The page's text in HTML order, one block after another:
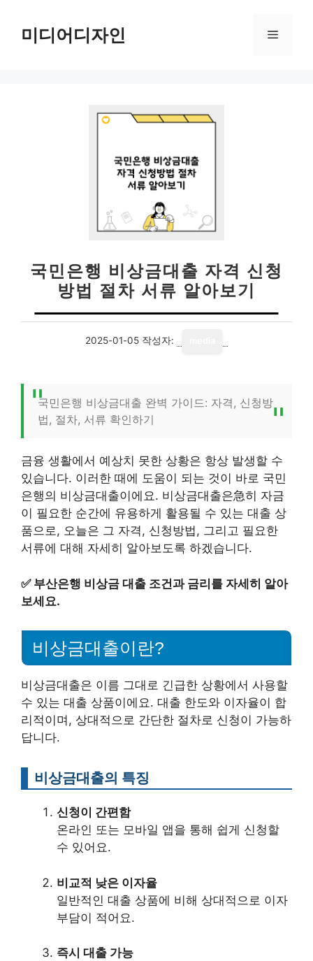
미디어디자인 메
국민은행 비상금대출 자격 신청
방법 절차 서류 알아보기
2025-01-05 작성자:
국민은행 비상금대출 완벽 가이드: 자격, 신청방
법, 절차, 서류 확인하기
금융 생활에서 예상치 못한 상황은 항상 발생할 수
있습니다. 이러한 때에 도움이 되는 것이 바로 국민
은행의 비상금대출이에요. 비상금대출은急히 자금
이 필요한 순간에 유용하게 활용될 수 있는 대출 상
품으로, 오늘은 그 자격, 신청방법, 그리고 필요한
서류에 대해 자세히 알아보도록 하겠습니다.
✅ 부산은행 비상금 대출 조건과 금리를 자세히 알아
보세요.
비상금대출이란?
비상금대출은 이름 그대로 긴급한 상황에서 사용할
수 있는 대출 상품이에요. 대출 한도와 이자율이 합
리적이며, 상대적으로 간단한 절차로 신청이 가능하
답니다.
비상금대출의 특징
신청이 간편함
온라인 또는 모바일 앱을 통해 쉽게 신청할
수 있어요.
비교적 낮은 이자율
일반적인 대출 상품에 비해 상대적으로 이자
부담이 적어요.
즉시 대출 가능